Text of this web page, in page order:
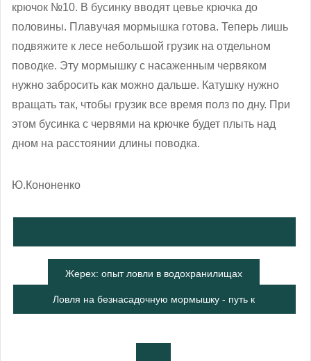
крючок №10. В бусинку вводят цевье крючка до
половины. Плавучая мормышка готова. Теперь лишь
подвяжите к лесе небольшой грузик на отдельном
поводке. Эту мормышку с насаженным червяком
нужно забросить как можно дальше. Катушку нужно
вращать так, чтобы грузик все время полз по дну. При
этом бусинка с червями на крючке будет плыть над
дном на расстоянии длины поводка.
Ю.Кононенко
Жерех: опыт ловли в водохранилищах
Ловля на безнасадочную мормышку - путь к